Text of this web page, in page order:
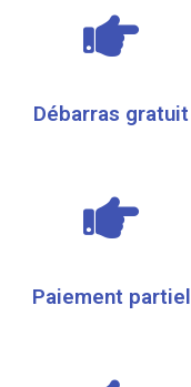
Débarras gratuit
Paiement partiel